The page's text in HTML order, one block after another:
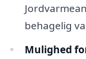
behagelig
Mulighed